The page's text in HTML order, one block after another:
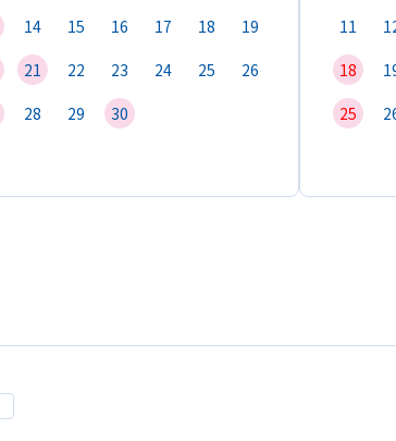
14 15 16 17 18
19
21 22 23 24 25
26
28 29 30
11
18
25